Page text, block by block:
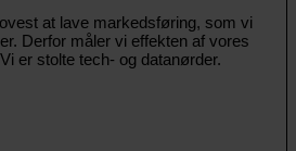
at lave markedsføring, som vi
Derfor måler vi effekten af vores
er stolte tech- og datanørder.